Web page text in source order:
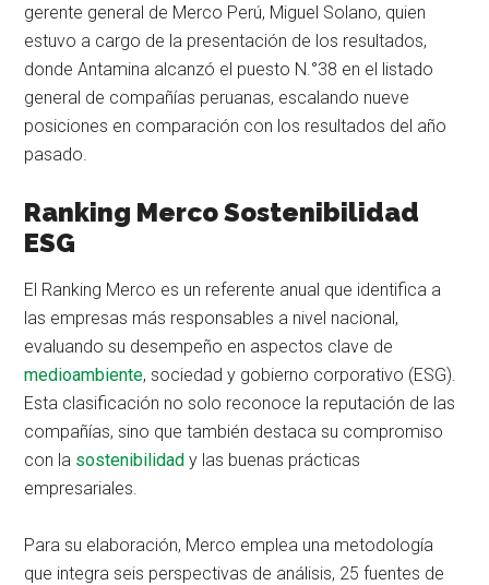
gerente general de Merco Perú, Miguel Solano, quien
estuvo a cargo de la presentación de los resultados,
donde Antamina alcanzó el puesto N.°38 en el listado
general de compañías peruanas, escalando nueve
posiciones en comparación con los resultados del año
pasado.
Ranking Merco Sostenibilidad
ESG
El Ranking Merco es un referente anual que identifica a
las empresas más responsables a nivel nacional,
evaluando su desempeño en aspectos clave de
medioambiente, sociedad y gobierno corporativo (ESG).
Esta clasificación no solo reconoce la reputación de las
compañías, sino que también destaca su compromiso
con la sostenibilidad y las buenas prácticas
empresariales.
Para su elaboración, Merco emplea una metodología
que integra seis perspectivas de análisis, 25 fuentes de